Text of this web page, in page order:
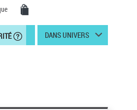
DANS UNIVERS